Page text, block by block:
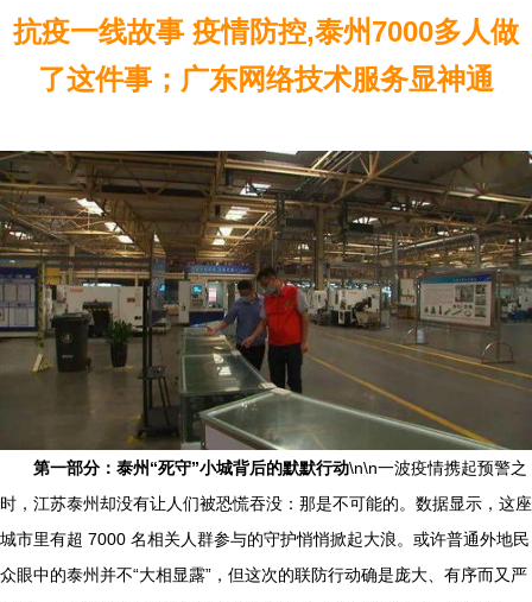
抗疫一线故事 疫情防控,泰州7000多人做
了这件事；广东网络技术服务显神通
第一部分：泰州“死守”小城背后的默默行动\n\n一波疫情携起预警之
时，江苏泰州却没有让人们被恐慌吞没：那是不可能的。数据显示，这座
城市里有超 7000 名相关人群参与的守护悄悄掀起大浪。或许普通外地民
众眼中的泰州并不“大相显露”，但这次的联防行动确是庞大、有序而又严